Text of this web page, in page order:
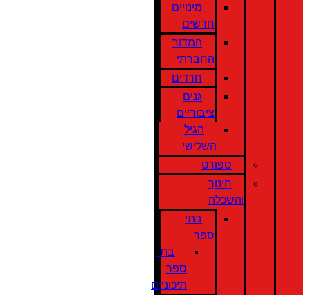
מינויים
חדשים
המדור
החברתי
חרדים
גנים
ציבוריים
הגיל
השלישי
ספורט
חינוך
והשכלה
בתי
ספר
בתי
ספר
תיכוניים